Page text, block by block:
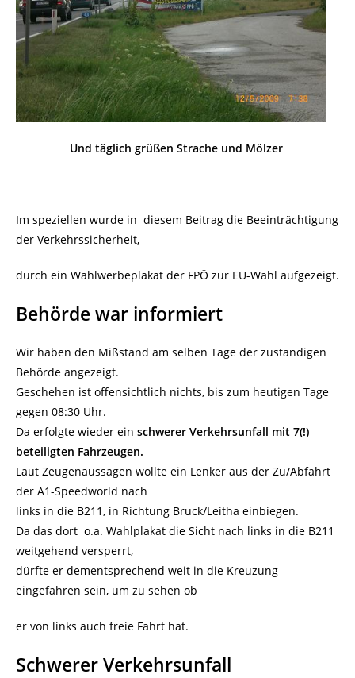
Und täglich grüßen Strache und Mölzer
Im speziellen wurde in diesem Beitrag die Beeinträchtigung
der Verkehrssicherheit,
durch ein Wahlwerbeplakat der FPÖ zur EU-Wahl aufgezeigt.
Behörde war informiert
Wir haben den Mißstand am selben Tage der zuständigen
Behörde angezeigt.
Geschehen ist offensichtlich nichts, bis zum heutigen Tage
gegen 08:30 Uhr.
Da erfolgte wieder ein schwerer Verkehrsunfall mit 7(!)
beteiligten Fahrzeugen.
Laut Zeugenaussagen wollte ein Lenker aus der Zu/Abfahrt
der A1-Speedworld nach
links in die B211, in Richtung Bruck/Leitha einbiegen.
Da das dort o.a. Wahlplakat die Sicht nach links in die B211
weitgehend versperrt,
dürfte er dementsprechend weit in die Kreuzung
eingefahren sein, um zu sehen ob
er von links auch freie Fahrt hat.
Schwerer Verkehrsunfall